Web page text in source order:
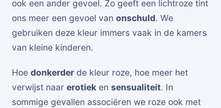
ook een ander gevoel. Zo geeft een lichtroze tint
ons meer een gevoel van onschuld. We
gebruiken deze kleur immers vaak in de kamers
van kleine kinderen.
Hoe donkerder de kleur roze, hoe meer het
verwijst naar erotiek en sensualiteit. In
sommige gevallen associëren we roze ook met